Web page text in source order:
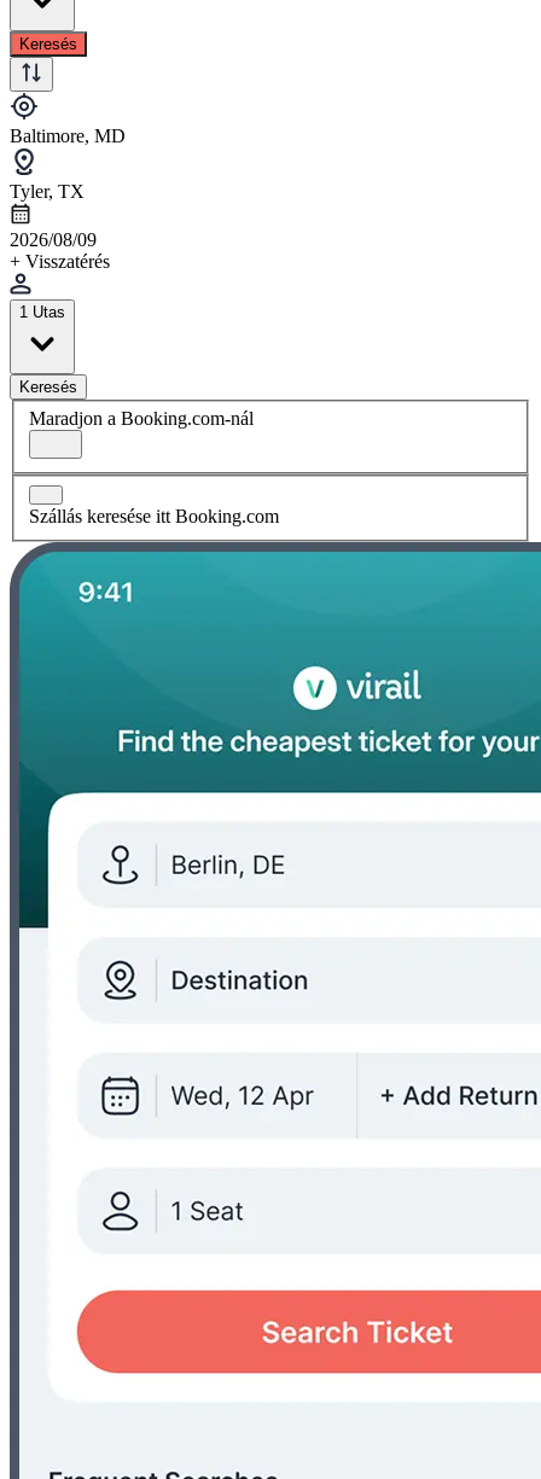
Keresés
Baltimore, MD
Tyler, TX
2026/08/09
+ Visszatérés
1 Utas
Keresés
Maradjon a Booking.com-nál
Szállás keresése itt Booking.com